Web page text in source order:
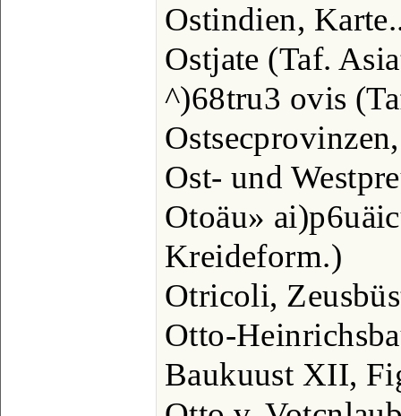
Ostindien,
Ostjate (Taf.
^)68tru3 ovis
Ost- und
Otoäu»
Kreideform.)
Otricoli,
Otto-
Baukuust XII,